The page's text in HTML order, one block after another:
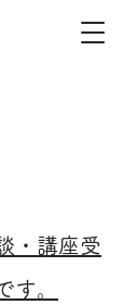
・講座受
す。